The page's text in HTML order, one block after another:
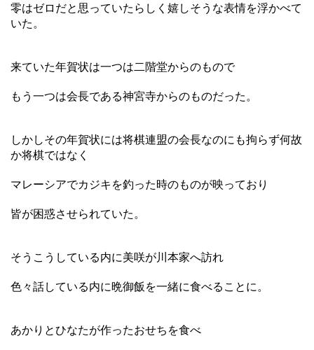
零はゼロだと思っていたらしく嬉しそうな表情を浮かべて
いた。
来ていた年賀状は一つは二階堂からのもので
もう一つは会長である神宮寺からのものだった。
しかしその年賀状には将棋連盟の会長なのにも拘らず何故
か将棋ではなく
マレーシアでカジキを釣った時のものが映っており
皆が困惑させられていた。
そうこうしている内に美咲が川本家へ訪れ
色々話している内に晩御飯を一緒に食べることに。
あかりとひなたが作ったおせちを食べ